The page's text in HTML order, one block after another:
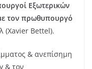
Εξωτερικών
τον πρωθυπουργό
(Xavier Bettel).
& ανεπίσημη
& τον